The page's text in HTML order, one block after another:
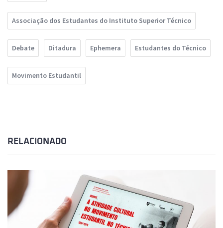
Associação dos Estudantes do Instituto Superior Técnico
Debate Ditadura Ephemera Estudantes do Técnico
Movimento Estudantil
RELACIONADO